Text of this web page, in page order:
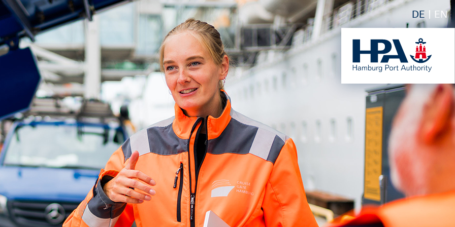
DE EN
Center der HPA
aller Verkehrsmeldungen im Hafen am